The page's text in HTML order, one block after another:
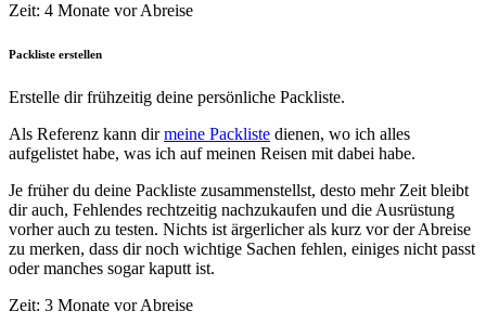
Zeit: 4 Monate vor Abreise
Packliste erstellen
Erstelle dir frühzeitig deine persönliche Packliste.
Als Referenz kann dirmeine Packliste dienen, wo ich alles
aufgelistet habe, was ich auf meinen Reisen mit dabei habe.
Je früher du deine Packliste zusammenstellst, desto mehr Zeit bleibt
dir auch, Fehlendes rechtzeitig nachzukaufen und die Ausrüstung
vorher auch zu testen. Nichts ist ärgerlicher als kurz vor der Abreise
zu merken, dass dir noch wichtige Sachen fehlen, einiges nicht passt
oder manches sogar kaputt ist.
Zeit: 3 Monate vor Abreise